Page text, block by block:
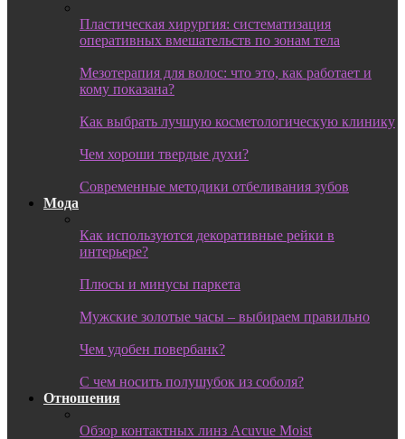
Пластическая хирургия: систематизация
оперативных вмешательств по зонам тела
Мезотерапия для волос: что это, как работает и
кому показана?
Как выбрать лучшую косметологическую клинику
Чем хороши твердые духи?
Современные методики отбеливания зубов
Мода
Как используются декоративные рейки в
интерьере?
Плюсы и минусы паркета
Мужские золотые часы – выбираем правильно
Чем удобен повербанк?
С чем носить полушубок из соболя?
Отношения
Обзор контактных линз Acuvue Moist